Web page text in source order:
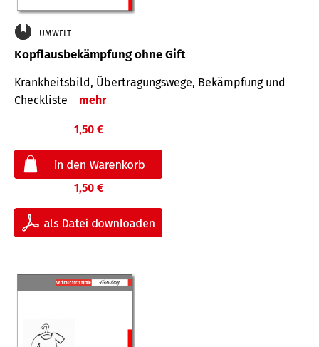
UMWELT
Kopflausbekämpfung ohne Gift
Krankheits­bild, Übertra­gungs­wege, Bekämpfung und
Check­liste
mehr
1,50 €
1,50 €